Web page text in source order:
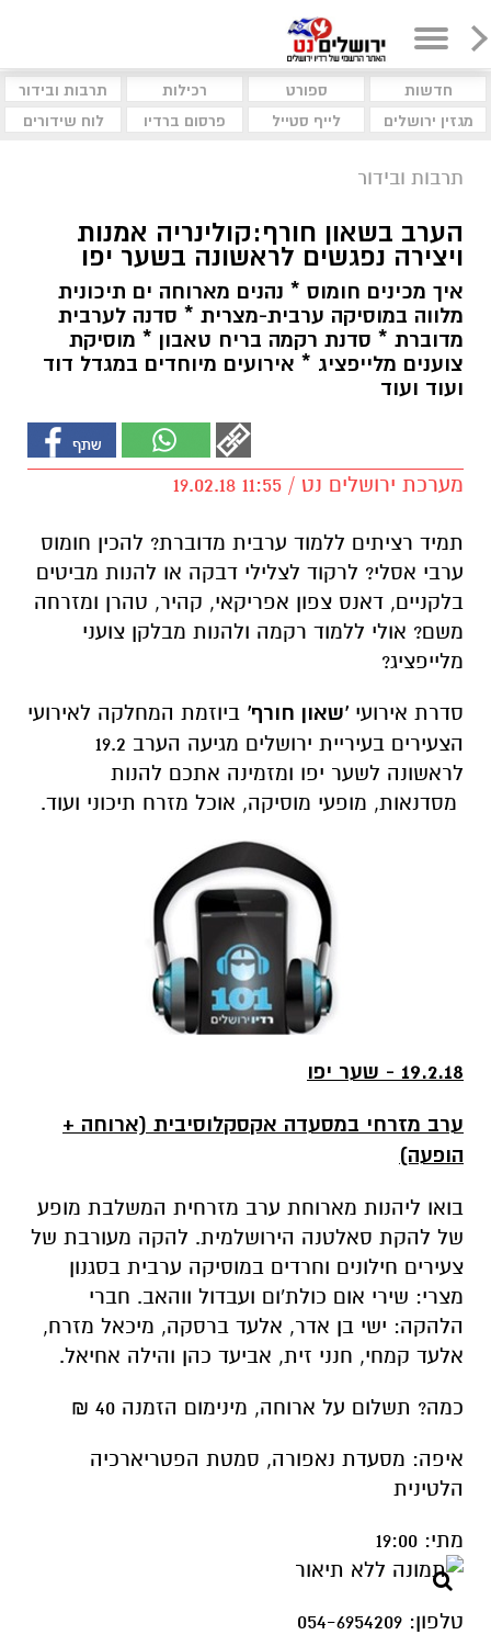
חדשות ספורט רכילות
תרבות ובידור
מגזין ירושלים
לייף סטייל פרסום ברדיו לוח שידורים
תרבות ובידור
הערב בשאון חורף:קולינריה אמנות
ויצירה נפגשים לראשונה בשער יפו
איך מכינים חומוס * נהנים מארוחה ים תיכונית
מלווה במוסיקה ערבית-מצרית * סדנה לערבית
מדוברת * סדנת רקמה בריח טאבון * מוסיקת
צוענים מלייפציג * אירועים מיוחדים במגדל דוד
ועוד ועוד
מערכת ירושלים נט / 11:55 19.02.18
תמיד רציתים ללמוד ערבית מדוברת? להכין חומוס
ערבי אסלי? לרקוד לצלילי דבקה או להנות מביטים
בלקניים, דאנס צפון אפריקאי, קהיר, טהרן ומזרחה
משם? אולי ללמוד רקמה ולהנות מבלקן צועני
מלייפציג?
סדרת אירועי 'שאון חורף' ביוזמת המחלקה לאירועי
הצעירים בעיריית ירושלים מגיעה הערב 19.2
לראשונה לשער יפו ומזמינה אתכם להנות
מסדנאות, מופעי מוסיקה, אוכל מזרח תיכוני ועוד.
19.2.18 - שער יפו
ערב מזרחי במסעדה אקסקלוסיבית (ארוחה +
הופעה)
בואו ליהנות מארוחת ערב מזרחית המשלבת מופע
של להקת סאלטנה הירושלמית. להקה מעורבת של
צעירים חילונים וחרדים במוסיקה ערבית בסגנון
מצרי: שירי אום כולת'ום ועבדול ווהאב. חברי
הלהקה: ישי בן אדר, אלעד ברסקה, מיכאל מזרח,
אלעד קמחי, חנני זית, אביעד כהן והילה אחיאל.
כמה? תשלום על ארוחה, מינימום הזמנה 40 ₪
איפה: מסעדת נאפורה, סמטת הפטריארכיה
הלטינית
מתי: 19:00
טלפון: 054-6954209